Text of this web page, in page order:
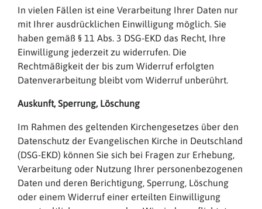
In vielen Fällen ist eine Verarbeitung Ihrer Daten nur
mit Ihrer ausdrücklichen Einwilligung möglich. Sie
haben gemäß § 11 Abs. 3 DSG-EKD das Recht, Ihre
Einwilligung jederzeit zu widerrufen. Die
Rechtmäßigkeit der bis zum Widerruf erfolgten
Datenverarbeitung bleibt vom Widerruf unberührt.
Auskunft, Sperrung, Löschung
Im Rahmen des geltenden Kirchengesetzes über den
Datenschutz der Evangelischen Kirche in Deutschland
(DSG-EKD) können Sie sich bei Fragen zur Erhebung,
Verarbeitung oder Nutzung Ihrer personenbezogenen
Daten und deren Berichtigung, Sperrung, Löschung
oder einem Widerruf einer erteilten Einwilligung